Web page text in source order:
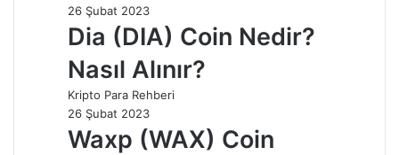
26 Şubat 2023
Dia (DIA) Coin Nedir?
Nasıl Alınır?
Kripto Para Rehberi
26 Şubat 2023
Waxp (WAX) Coin